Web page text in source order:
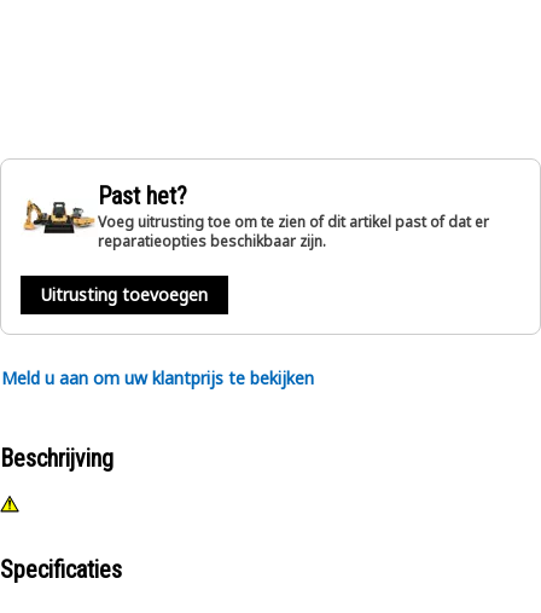
Past het?
Voeg uitrusting toe om te zien of dit artikel past of dat er
reparatieopties beschikbaar zijn.
Uitrusting toevoegen
Meld u aan om uw klantprijs te bekijken
Beschrijving
Specificaties